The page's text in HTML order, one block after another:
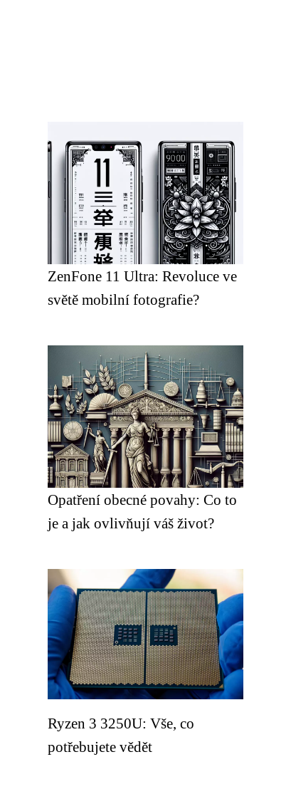
ZenFone 11 Ultra: Revoluce ve
světě mobilní fotografie?
Opatření obecné povahy: Co to
je a jak ovlivňují váš život?
Ryzen 3 3250U: Vše, co
potřebujete vědět